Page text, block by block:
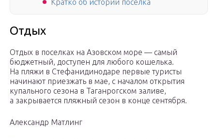
Кратко об истории поселка
Отдых
Отдых в поселках на Азовском море — самый
бюджетный, доступен для любого кошелька.
На пляжи в Стефанидинодаре первые туристы
начинают приезжать в мае, с началом открытия
купального сезона в Таганрогском заливе,
а закрывается пляжный сезон в конце сентября.
Александр Матлинг